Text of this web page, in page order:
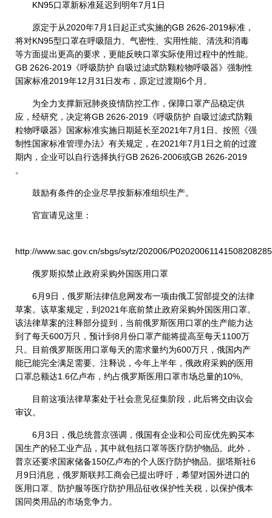
KN95口罩新标准延迟到明年7月1日
原定于从2020年7月1日起正式实施的GB 2626-2019标准，
将对KN95型口罩在呼吸阻力、气密性、实用性能、清洗和消毒
等方面提出更高的要求，更能反映口罩实际使用过程中的性能。
GB 2626-2019《呼吸防护 自吸过滤式防颗粒物呼吸器》强制性
国家标准2019年12月31日发布，原定过渡期6个月。
为全力支撑新冠肺炎疫情防控工作，保障口罩产品稳定供
应，经研究，决定将GB 2626-2019《呼吸防护 自吸过滤式防颗
粒物呼吸器》国家标准实施日期延长至2021年7月1日。按照《强
制性国家标准管理办法》有关规定，在2021年7月1日之前的过渡
期内，企业可以自行选择执行GB 2626-2006或GB 2626-2019
。
鼓励有条件的企业尽早按新标准组织生产。
官宣请见这里：
http://www.sac.gov.cn/sbgs/sytz/202006/
俄罗斯拟禁止政府采购外国医用口罩
6月9日，俄罗斯法律信息网发布一项由俄工贸部提交的法律
草案。该草案规定，到2021年底前禁止政府采购外国医用口罩。
该法律草案的注释部分提到，当前俄罗斯医用口罩的生产能力达
到了每天600万只，预计到8月份口罩产能将提高至每天1100万
只。目前俄罗斯医用口罩每天的需求量约为600万只，俄国内产
能已能完全满足需要。注释说，今年上半年，俄政府采购的医用
口罩总额达1.6亿卢布，约占俄罗斯医用口罩市场总量的10%。
目前这项法律草案处于社会意见征集阶段，此后将交由议会
审议。
6月3日，俄总统普京强调，俄国有企业和公司应优先购买本
国生产的轻工业产品，其中就包括口罩等医疗防护物品。此外，
普京还要求国家储备150亿卢布的个人医疗防护物品。据塔斯社6
月9日消息，俄罗斯联邦工商会已提出呼吁，希望对国外进口的
医用口罩、防护服等医疗防护用品征收保护性关税，以保护俄本
国同类用品的市场竞争力。